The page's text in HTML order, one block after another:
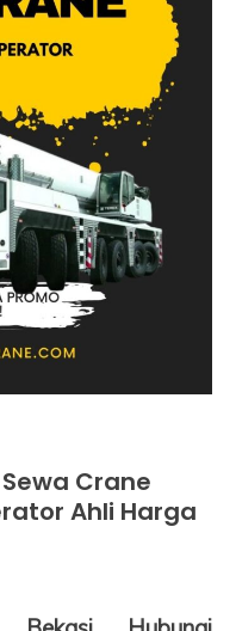
Crane
Ahli Harga